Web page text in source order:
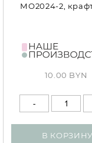
МО2024-2,
10.00 BYN
В КОРЗИНУ